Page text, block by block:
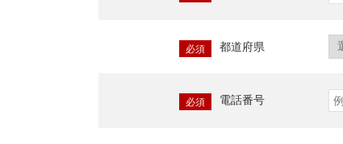
必須 都道府県
必須 電話番号